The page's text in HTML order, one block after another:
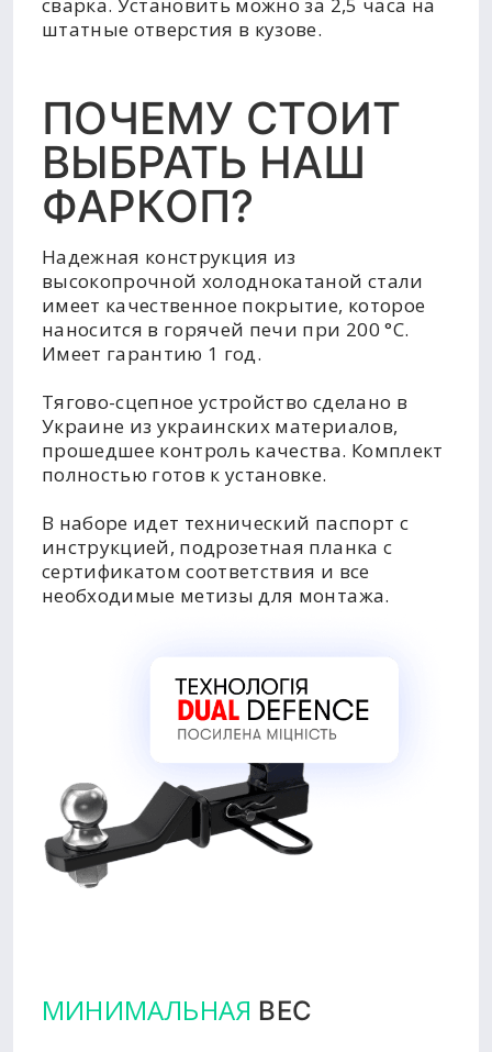
штатные отверстия в кузове.
ПОЧЕМУ СТОИТ
ВЫБРАТЬ НАШ
ФАРКОП?
Надежная конструкция из
высокопрочной холоднокатаной стали
имеет качественное покрытие, которое
наносится в горячей печи при 200 °C.
Имеет гарантию 1 год.
Тягово-сцепное устройство сделано в
Украине из украинских материалов,
прошедшее контроль качества. Комплект
полностью готов к установке.
В наборе идет технический паспорт с
инструкцией, подрозетная планка с
сертификатом соответствия и все
необходимые метизы для монтажа.
МИНИМАЛЬНАЯ ВЕС